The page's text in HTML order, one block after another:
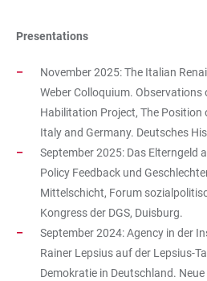
Presentations
November 2025: The Italian
Weber Colloquium. Observations
Habilitation Project, The Position
Italy and Germany. Deutsches
September 2025: Das Elterngeld
Policy Feedback und
Mittelschicht, Forum
Kongress der DGS, Duisburg.
September 2024: Agency in der
Rainer Lepsius auf der Lepsius-
Demokratie in Deutschland.